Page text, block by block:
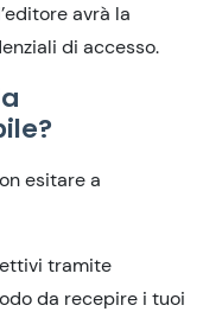
avrà la
di accesso.
esitare a
tramite
da recepire i tuoi